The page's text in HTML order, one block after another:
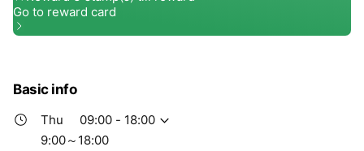
Basic info
Thu
09:00 - 18:00
9:00～18:00